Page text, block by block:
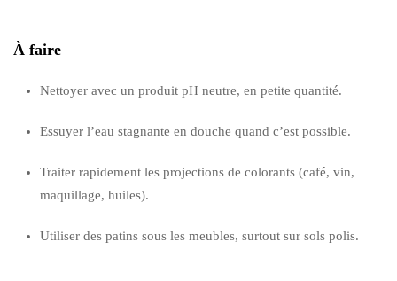
À faire
Nettoyer avec un produit pH neutre, en petite quantité.
Essuyer l’eau stagnante en douche quand c’est possible.
Traiter rapidement les projections de colorants (café, vin,
maquillage, huiles).
Utiliser des patins sous les meubles, surtout sur sols polis.